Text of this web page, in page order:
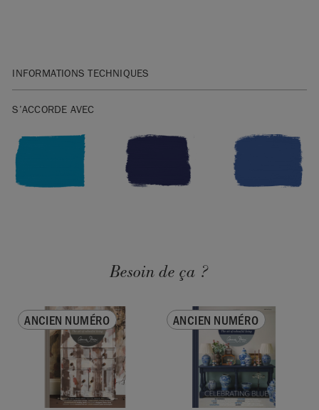
INFORMATIONS TECHNIQUES
EAN:9781739478803
Fabriqué au Royaume-Uni. Importé et distribué dans l’UE par
Annie Sloan Europe GmbH.
S’ACCORDE AVEC
Besoin de ça ?
ANCIEN NUMÉRO ANCIEN NUMÉRO